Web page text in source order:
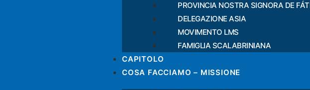
PROVINCIA NOSTRA SIGNORA DE
DELEGAZIONE ASIA
MOVIMENTO LMS
FAMIGLIA SCALABRINIANA
CAPITOLO
COSA FACCIAMO – MISSIONE